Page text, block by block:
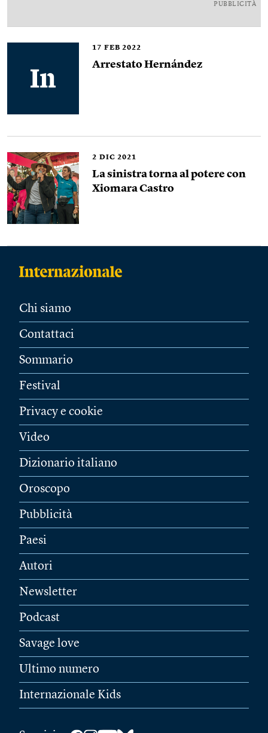
PUBBLICITÀ
17 FEB 2022
Arrestato Hernández
2 DIC 2021
La sinistra torna al potere con
Xiomara Castro
Chi siamo
Contattaci
Sommario
Festival
Privacy e cookie
Video
Dizionario italiano
Oroscopo
Pubblicità
Paesi
Autori
Newsletter
Podcast
Savage love
Ultimo numero
Internazionale Kids